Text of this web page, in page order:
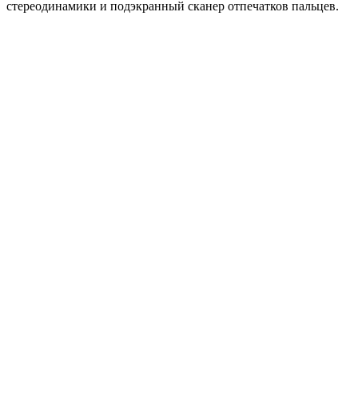
стереодинамики и подэкранный сканер отпечатков пальцев.